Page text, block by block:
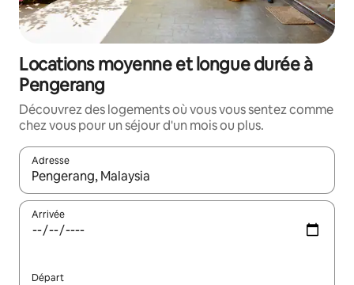
Locations moyenne et longue durée à
Pengerang
Découvrez des logements où vous vous sentez comme
chez vous pour un séjour d'un mois ou plus.
Adresse
Lorsque les résultats s'affichent, utilisez les flèches vers le
Arrivée
Départ